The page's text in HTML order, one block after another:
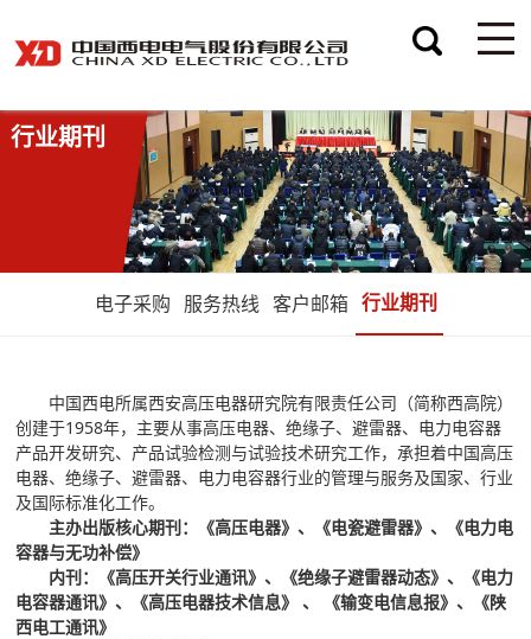
行业期刊
电子采购 服务热线 客户邮箱 行业期刊
中国西电所属西安高压电器研究院有限责任公司（简称西高院）
创建于1958年，主要从事高压电器、绝缘子、避雷器、电力电容器
产品开发研究、产品试验检测与试验技术研究工作，承担着中国高压
电器、绝缘子、避雷器、电力电容器行业的管理与服务及国家、行业
及国际标准化工作。
主办出版核心期刊：《高压电器》、《电瓷避雷器》、《电力电
容器与无功补偿》
内刊：《高压开关行业通讯》、《绝缘子避雷器动态》、《电力
电容器通讯》、《高压电器技术信息》 、 《输变电信息报》、《陕
西电工通讯》